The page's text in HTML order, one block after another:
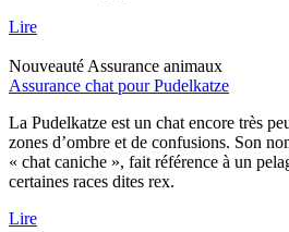
Lire
Nouveauté Assurance animaux
Assurance chat pour Pudelkatze
La Pudelkatze est un chat encore très
zones d’ombre et de confusions. Son
« chat caniche », fait référence à un
certaines races dites rex.
Lire